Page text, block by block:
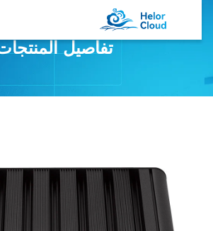
تفاصيل المنتجات